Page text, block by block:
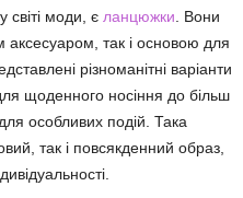
світі моди, є ланцюжки . Вони
аксесуаром, так і основою для
різноманітні варіанти
щоденного носіння до більш
особливих подій. Така
так і повсякденний образ,